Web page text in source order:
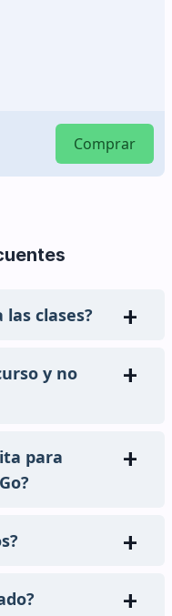
Comprar
clases?
y no
para